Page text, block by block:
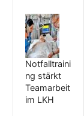
Notfalltraini
ng stärkt
Teamarbeit
im LKH